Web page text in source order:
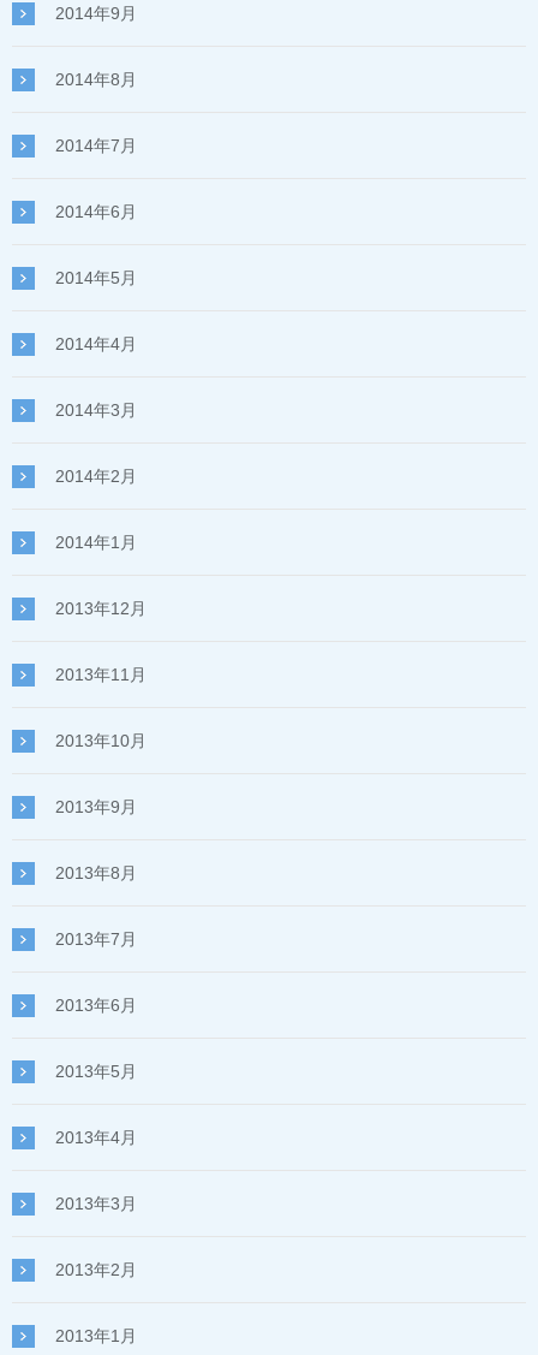
2014年9月
2014年8月
2014年7月
2014年6月
2014年5月
2014年4月
2014年3月
2014年2月
2014年1月
2013年12月
2013年11月
2013年10月
2013年9月
2013年8月
2013年7月
2013年6月
2013年5月
2013年4月
2013年3月
2013年2月
2013年1月